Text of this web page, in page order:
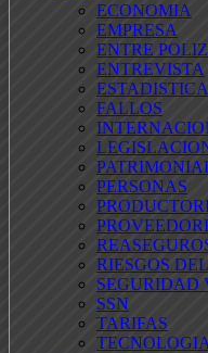
ECONOMIA
EMPRESA
ENTRE
ENTREVISTA
FALLOS
PERSONAS
RIESGOS
SEGURIDAD
SSN
TARIFAS
TECNOLOGIA